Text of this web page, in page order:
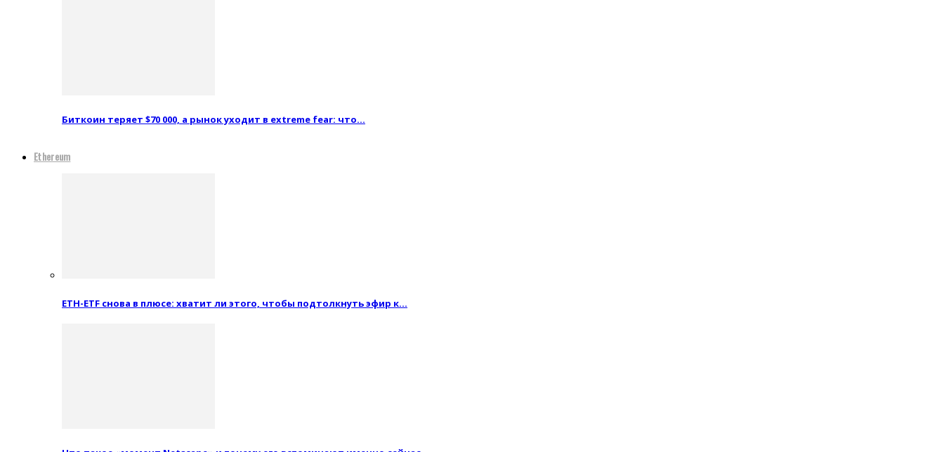
Биткоин теряет $70 000, а рынок уходит в extreme fear: что…
Ethereum
ETH-ETF снова в плюсе: хватит ли этого, чтобы подтолкнуть эфир к…